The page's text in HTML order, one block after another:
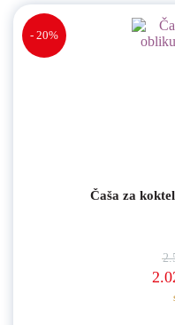
Čaša za
- 20%